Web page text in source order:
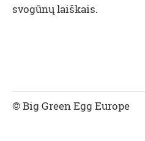
svogūnų laiškais.
© Big Green Egg Europe